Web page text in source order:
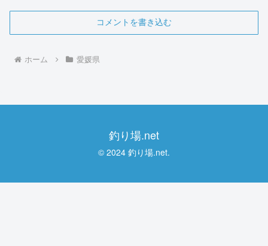
コメントを書き込む
ホーム 愛媛県
釣り場.net
© 2024 釣り場.net.